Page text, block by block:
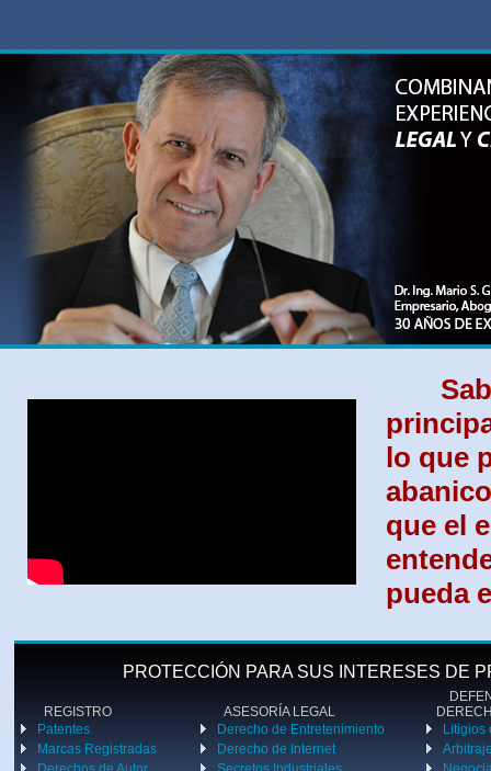
lo que
que el
pueda
PROTECCIÓN PARA SUS INTERESES DE
REGISTRO ASESORÍA LEGAL
Patentes
Marcas Registradas
Derecho de Entretenimiento
Derecho de Internet
Litigios